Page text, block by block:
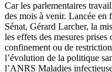
Car les parlementaires
des mois à venir. Lancée en
Sénat, Gérard Larcher, la
les effets des mesures
confinement ou de
l’évolution de la politique
l’ANRS Maladies